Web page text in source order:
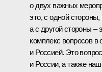
о двух важных
это, с одной
а с другой стороны
комплекс вопросов
и Россией. Это
и России, а также